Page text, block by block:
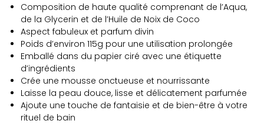
Composition de haute qualité comprenant de l’Aqua,
de la Glycerin et de l’Huile de Noix de Coco
Aspect fabuleux et parfum divin
Poids d’environ 115g pour une utilisation prolongée
Emballé dans du papier ciré avec une étiquette
d’ingrédients
Crée une mousse onctueuse et nourrissante
Laisse la peau douce, lisse et délicatement parfumée
Ajoute une touche de fantaisie et de bien-être à votre
rituel de bain